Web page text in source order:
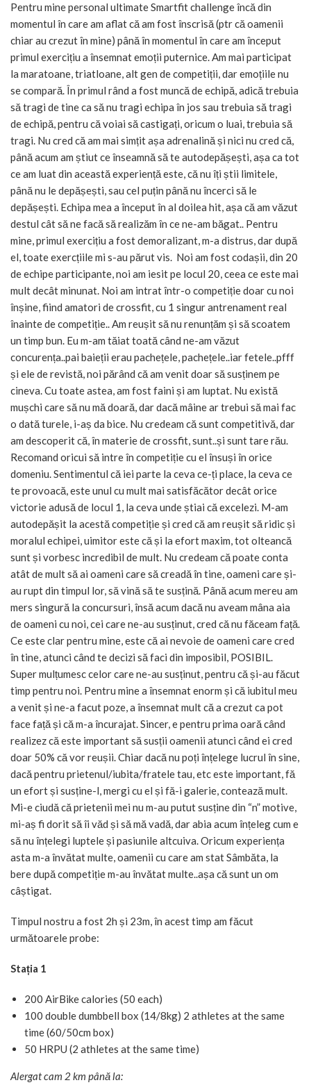
Pentru mine personal ultimate Smartfit challenge încă din
momentul în care am aflat că am fost înscrisă (ptr că oamenii
chiar au crezut în mine) până în momentul în care am început
primul exercițiu a însemnat emoții puternice. Am mai participat
la maratoane, triatloane, alt gen de competiții, dar emoțiile nu
se compară. În primul rând a fost muncă de echipă, adică trebuia
să tragi de tine ca să nu tragi echipa în jos sau trebuia să tragi
de echipă, pentru că voiai să castigați, oricum o luai, trebuia să
tragi. Nu cred că am mai simțit așa adrenalină și nici nu cred că,
până acum am știut ce înseamnă să te autodepășești, așa ca tot
ce am luat din această experiență este, că nu îți știi limitele,
până nu le depășești, sau cel puțin până nu încerci să le
depășești. Echipa mea a început în al doilea hit, așa că am văzut
destul cât să ne facă să realizăm în ce ne-am băgat.. Pentru
mine, primul exercițiu a fost demoralizant, m-a distrus, dar după
el, toate exercțiile mi s-au părut vis. Noi am fost codașii, din 20
de echipe participante, noi am iesit pe locul 20, ceea ce este mai
mult decât minunat. Noi am intrat într-o competiție doar cu noi
înșine, fiind amatori de crossfit, cu 1 singur antrenament real
înainte de competiție.. Am reușit să nu renunțăm și să scoatem
un timp bun. Eu m-am tăiat toată când ne-am văzut
concurența..pai baieții erau pachețele, pachețele..iar fetele..pfff
și ele de revistă, noi părând că am venit doar să susținem pe
cineva. Cu toate astea, am fost faini și am luptat. Nu există
mușchi care să nu mă doară, dar dacă mâine ar trebui să mai fac
o dată turele, i-aș da bice. Nu credeam că sunt competitivă, dar
am descoperit că, în materie de crossfit, sunt..și sunt tare rău.
Recomand oricui să intre în competiție cu el însuși în orice
domeniu. Sentimentul că iei parte la ceva ce-ți place, la ceva ce
te provoacă, este unul cu mult mai satisfăcător decât orice
victorie adusă de locul 1, la ceva unde știai că excelezi. M-am
autodepășit la acestă competiție și cred că am reușit să ridic și
moralul echipei, uimitor este că și la efort maxim, tot olteancă
sunt și vorbesc incredibil de mult. Nu credeam că poate conta
atât de mult să ai oameni care să creadă în tine, oameni care și-
au rupt din timpul lor, să vină să te susțină. Până acum mereu am
mers singură la concursuri, însă acum dacă nu aveam mâna aia
de oameni cu noi, cei care ne-au susținut, cred că nu făceam față.
Ce este clar pentru mine, este că ai nevoie de oameni care cred
în tine, atunci când te decizi să faci din imposibil, POSIBIL.
Super mulțumesc celor care ne-au susținut, pentru că și-au făcut
timp pentru noi. Pentru mine a însemnat enorm și că iubitul meu
a venit și ne-a facut poze, a însemnat mult că a crezut ca pot
face față și că m-a încurajat. Sincer, e pentru prima oară când
realizez că este important să susții oamenii atunci când ei cred
doar 50% că vor reușii. Chiar dacă nu poți înțelege lucrul în sine,
dacă pentru prietenul/iubita/fratele tau, etc este important, fă
un efort și susține-l, mergi cu el și fă-i galerie, contează mult.
Mi-e ciudă că prietenii mei nu m-au putut susține din “n” motive,
mi-aș fi dorit să îi văd și să mă vadă, dar abia acum înțeleg cum e
să nu înțelegi luptele și pasiunile altcuiva. Oricum experiența
asta m-a învătat multe, oamenii cu care am stat Sâmbăta, la
bere după competiție m-au învătat multe..așa că sunt un om
câștigat.
Timpul nostru a fost 2h și 23m, în acest timp am făcut
următoarele probe:
Stația 1
200 AirBike calories (50 each)
100 double dumbbell box (14/8kg) 2 athletes at the same
time (60/50cm box)
50 HRPU (2 athletes at the same time)
Alergat cam 2 km până la: